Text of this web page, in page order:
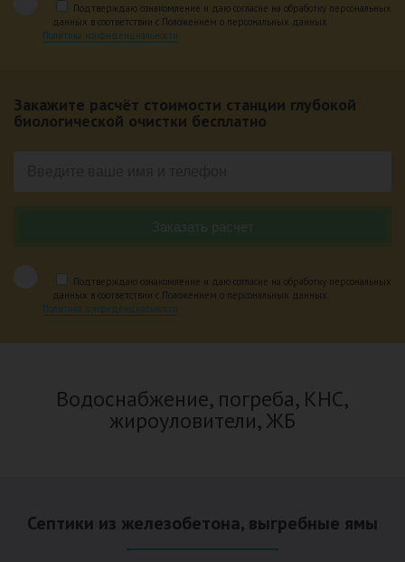
Подтверждаю ознакомление и даю согласие на обработку персональных
данных в соответствии с Положением о персональных данных.
Политика конфиденциальности
Закажите расчёт стоимости станции глубокой
биологической очистки бесплатно
Подтверждаю ознакомление и даю согласие на обработку персональных
данных в соответствии с Положением о персональных данных.
Политика конфиденциальности
Водоснабжение, погреба, КНС,
жироуловители, ЖБ
Септики из железобетона, выгребные ямы